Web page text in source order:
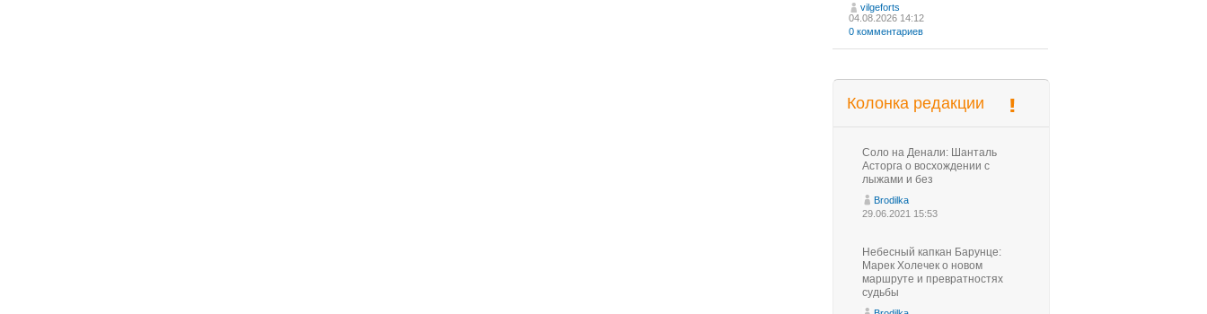
vilgeforts
04.08.2026 14:12
0 комментариев
Колонка редакции
Соло на Денали: Шанталь
Асторга о восхождении с
лыжами и без
Brodilka
29.06.2021 15:53
Небесный капкан Барунце:
Марек Холечек о новом
маршруте и превратностях
судьбы